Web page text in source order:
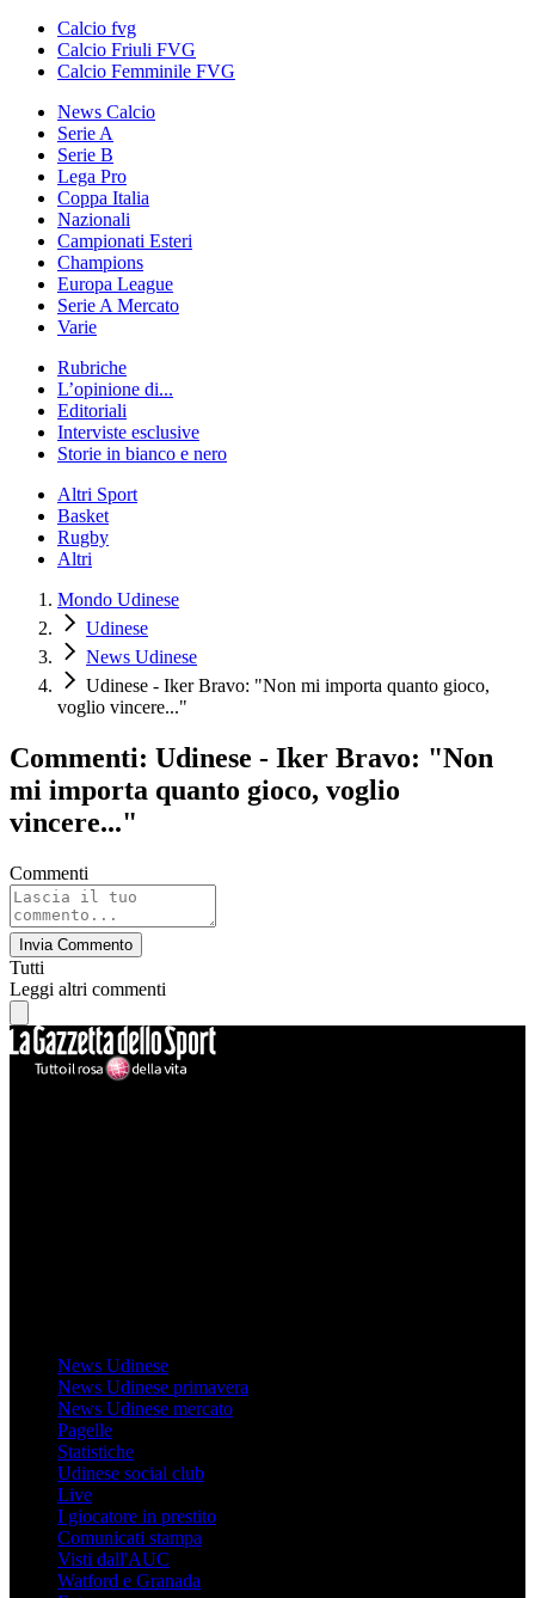
Calcio fvg
Calcio Friuli FVG
Calcio Femminile FVG
News Calcio
Serie A
Serie B
Lega Pro
Coppa Italia
Nazionali
Campionati Esteri
Champions
Europa League
Serie A Mercato
Varie
Rubriche
L’opinione di...
Editoriali
Interviste esclusive
Storie in bianco e nero
Altri Sport
Basket
Rugby
Altri
Mondo Udinese
Udinese
News Udinese
Udinese - Iker Bravo: "Non mi importa quanto gioco,
voglio vincere..."
Commenti: Udinese - Iker Bravo: "Non
mi importa quanto gioco, voglio
vincere..."
Commenti
Invia Commento
Tutti
Leggi altri commenti
News Udinese
News Udinese primavera
News Udinese mercato
Pagelle
Statistiche
Udinese social club
Live
I giocatore in prestito
Comunicati stampa
Visti dall'AUC
Watford e Granada